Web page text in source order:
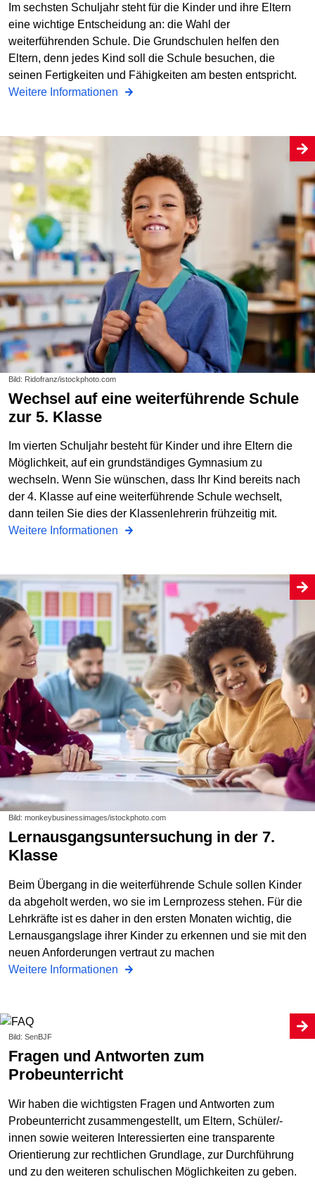
Im sechsten Schuljahr steht für die Kinder und ihre Eltern
eine wichtige Entscheidung an: die Wahl der
weiterführenden Schule. Die Grundschulen helfen den
Eltern, denn jedes Kind soll die Schule besuchen, die
seinen Fertigkeiten und Fähigkeiten am besten entspricht.
Weitere Informationen
Bild: Ridofranz/istockphoto.com
Wechsel auf eine weiterführende Schule
zur 5. Klasse
Im vierten Schuljahr besteht für Kinder und ihre Eltern die
Möglichkeit, auf ein grundständiges Gymnasium zu
wechseln. Wenn Sie wünschen, dass Ihr Kind bereits nach
der 4. Klasse auf eine weiterführende Schule wechselt,
dann teilen Sie dies der Klassenlehrerin frühzeitig mit.
Weitere Informationen
Bild: monkeybusinessimages/istockphoto.com
Lernausgangsuntersuchung in der 7.
Klasse
Beim Übergang in die weiterführende Schule sollen Kinder
da abgeholt werden, wo sie im Lernprozess stehen. Für die
Lehrkräfte ist es daher in den ersten Monaten wichtig, die
Lernausgangslage ihrer Kinder zu erkennen und sie mit den
neuen Anforderungen vertraut zu machen
Weitere Informationen
Bild: SenBJF
Fragen und Antworten zum
Probeunterricht
Wir haben die wichtigsten Fragen und Antworten zum
Probeunterricht zusammengestellt, um Eltern, Schüler/-
innen sowie weiteren Interessierten eine transparente
Orientierung zur rechtlichen Grundlage, zur Durchführung
und zu den weiteren schulischen Möglichkeiten zu geben.